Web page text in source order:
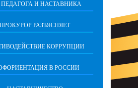
ПЕДАГОГА И НАСТАВНИКА
ПРОКУРОР РАЗЪЯСНЯЕТ
КОРРУПЦИИ
В РОССИИ